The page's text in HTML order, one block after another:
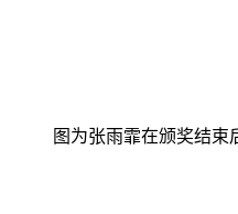
图为张雨霏在颁奖结束